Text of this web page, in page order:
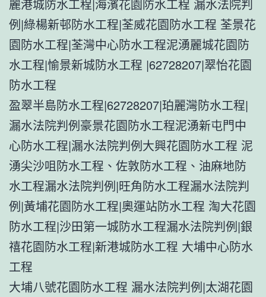
麗港城防水工程|海濱花園防水工程 漏水法院判
例|綠楊新邨防水工程|荃威花園防水工程 荃景花
園防水工程|荃灣中心防水工程泥湧麗城花園防
水工程|愉景新城防水工程 |62728207|翠怡花園
防水工程
盈翠半島防水工程|62728207|珀麗灣防水工程|
漏水法院判例豪景花園防水工程泥湧新屯門中
心防水工程|漏水法院判例大興花園防水工程 泥
湧尖沙咀防水工程、佐敦防水工程、油麻地防
水工程漏水法院判例|旺角防水工程漏水法院判
例|黃埔花園防水工程|奧運站防水工程 淘大花園
防水工程|沙田第一城防水工程漏水法院判例|銀
禧花園防水工程|新港城防水工程 大埔中心防水
工程
大埔八號花園防水工程 漏水法院判例|太湖花園